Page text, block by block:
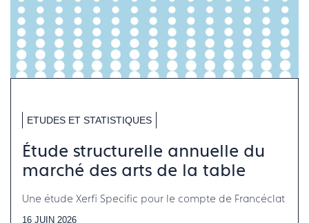
ETUDES ET STATISTIQUES
Étude structurelle annuelle du
marché des arts de la table
Une étude Xerfi Specific pour le compte de Francéclat
16 JUIN 2026